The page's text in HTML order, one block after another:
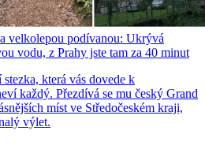
velkolepou podívanou: Ukrývá
vodu, z Prahy jste tam za 40 minut
která vás dovede k
každý. Přezdívá se mu český Grand
míst ve Středočeském kraji,
výlet.